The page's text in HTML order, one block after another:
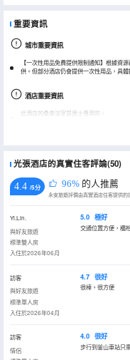
重要資訊
城市重要資訊
【一次性用品免費提供限制通知】根據資
供。但部分酒店仍會提供一次性用品，具
酒店重要資訊
此酒店的桑拿浴室是男士專用的。
光張酒店的真實住客評論(50)
4.4 /5分 96% 的人推薦
Yi.Lin.
與好友旅遊
標準雙人房
入住於2026年06月
5.0 極好
交通位置方便，櫃
訪客
與好友旅遊
標準單人房
入住於2026年04月
4.7 很好
很棒。很方便
訪客
情侶
4.0 很好
步行到釜山車站只